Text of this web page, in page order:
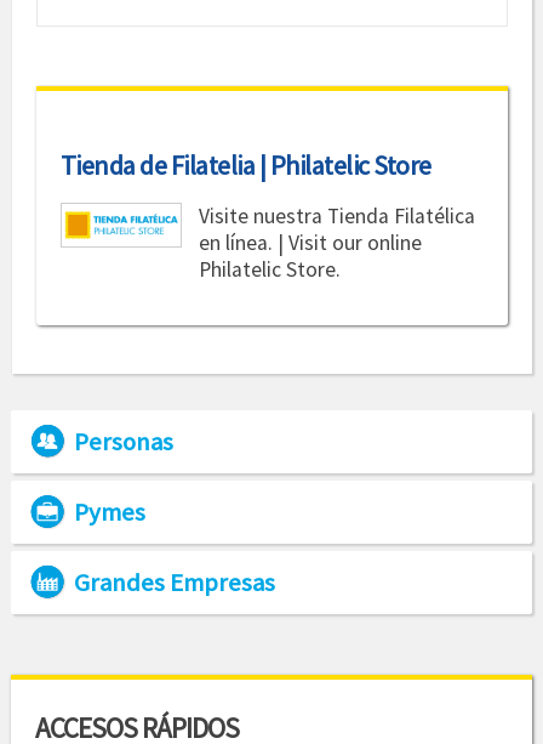
Tienda de Filatelia | Philatelic Store
Visite nuestra Tienda Filatélica
en línea. | Visit our online
Philatelic Store.
Personas
Pymes
Grandes Empresas
ACCESOS RÁPIDOS